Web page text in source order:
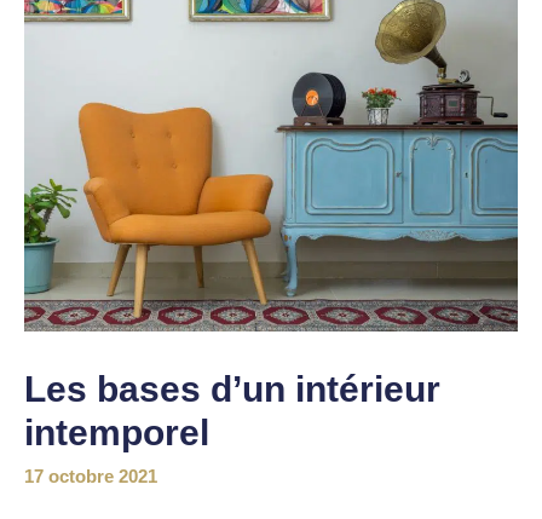
Les bases d’un intérieur
intemporel
17 octobre 2021